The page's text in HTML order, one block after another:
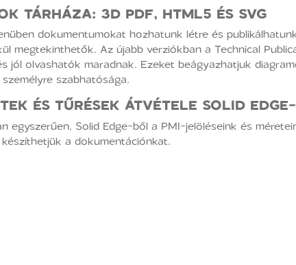
TÁRHÁZA: 3D PDF, HTML5 ÉS SVG
dokumentumokat hozhatunk létre és
megtekinthetők. Az újabb verziókban a Technical
jól olvashatók maradnak. Ezeket beágyazhatjuk
szabhatósága.
ÉS TŰRÉSEK ÁTVÉTELE SOLID
egyszerűen, Solid Edge-ből a PMI-jelöléseink és
a dokumentációnkat.